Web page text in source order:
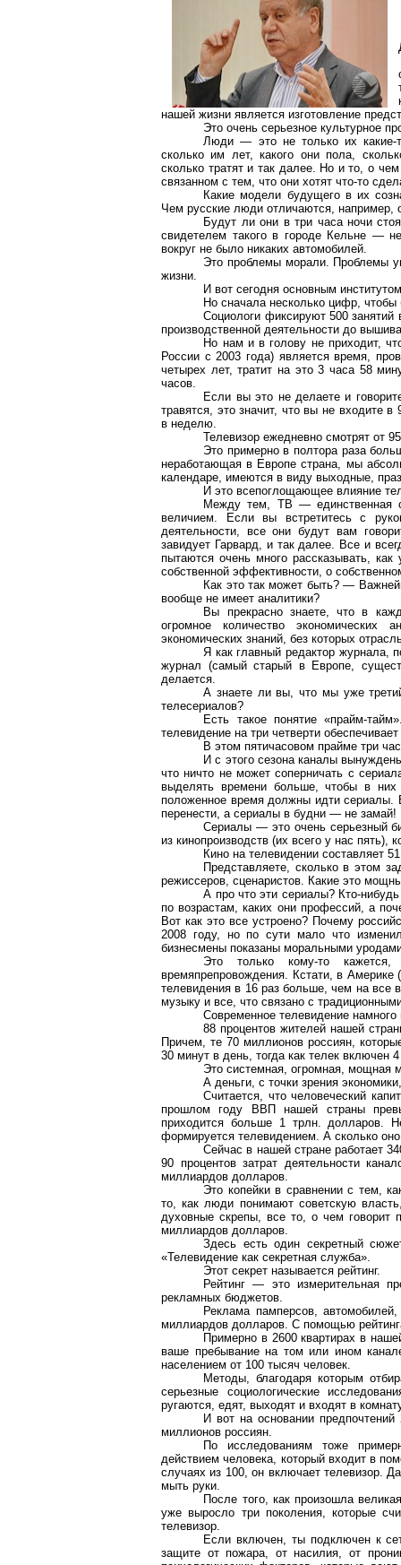
нашей жизни является изготовление
Это очень серьезное культурное
Люди — это не только их какие-
сколько им лет, какого они пола,
сколько тратят и так далее. Но и то, о
связанном с тем, что они хотят что-то
Какие модели будущего в их
Чем русские люди отличаются, например,
Будут ли они в три часа ночи
свидетелем такого в городе Кельне —
вокруг не было никаких автомобилей.
Это проблемы морали. Проблемы
жизни.
И вот сегодня основным
Но сначала несколько цифр, чтобы
Социологи фиксируют 500
производственной деятельности до
Но нам и в голову не приходит,
России с 2003 года) является время,
четырех лет, тратит на это 3 часа 58
часов.
Если вы это не делаете и
травятся, это значит, что вы не входите
в неделю.
Телевизор ежедневно смотрят от
Это примерно в полтора раза
неработающая в Европе страна, мы
календаре, имеются в виду выходные,
И это всепоглощающее влияние
Между тем, ТВ — единственная
величием. Если вы встретитесь с
деятельности, все они будут вам
завидует Гарвард, и так далее. Все и
пытаются очень много рассказывать,
собственной эффективности, о
Как это так может быть? —
вообще не имеет аналитики?
Вы прекрасно знаете, что в
огромное количество
экономических знаний, без которых
Я как главный редактор журнала,
журнал (самый старый в Европе,
делается.
А знаете ли вы, что мы уже
телесериалов?
Есть такое понятие «прайм-
телевидение на три четверти
В этом пятичасовом прайме три
И с этого сезона каналы
что ничто не может соперничать с
выделять времени больше, чтобы в
положенное время должны идти сериалы.
перенести, а сериалы в будни — не замай!
Сериалы — это очень серьезный
из кинопроизводств (их всего у нас пять),
Кино на телевидении составляет
Представляете, сколько в этом
режиссеров, сценаристов. Какие это
А про что эти сериалы? Кто-
по возрастам, каких они профессий, а
Вот как это все устроено? Почему
2008 году, но по сути мало что
бизнесмены показаны моральными
Это только кому-то
времяпрепровождения. Кстати, в Америке
телевидения в 16 раз больше, чем на все
музыку и все, что связано с
Современное телевидение
88 процентов жителей нашей
Причем, те 70 миллионов россиян,
30 минут в день, тогда как телек включен
Это системная, огромная, мощная
А деньги, с точки зрения
Считается, что человеческий
прошлом году ВВП нашей страны
приходится больше 1 трлн. долларов.
формируется телевидением. А сколько оно
Сейчас в нашей стране работает
90 процентов затрат деятельности
миллиардов долларов.
Это копейки в сравнении с тем,
то, как люди понимают советскую
духовные скрепы, все то, о чем говорит
миллиардов долларов.
Здесь есть один секретный
«Телевидение как секретная служба».
Этот секрет называется рейтинг.
Рейтинг — это измерительная
рекламных бюджетов.
Реклама памперсов,
миллиардов долларов. С помощью
Примерно в 2600 квартирах в
ваше пребывание на том или ином
населением от 100 тысяч человек.
Методы, благодаря которым
серьезные социологические
ругаются, едят, выходят и входят в
И вот на основании
миллионов россиян.
По исследованиям тоже
действием человека, который входит в
случаях из 100, он включает телевизор.
мыть руки.
После того, как произошла
уже выросло три поколения, которые
телевизор.
Если включен, ты подключен к
защите от пожара, от насилия, от